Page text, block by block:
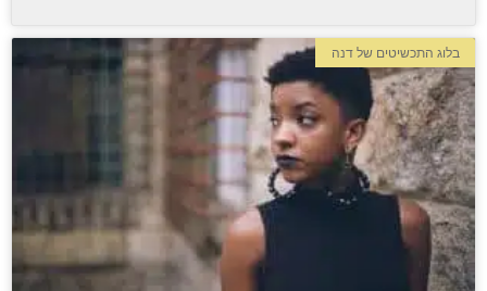
בלוג התכשיטים של דנה